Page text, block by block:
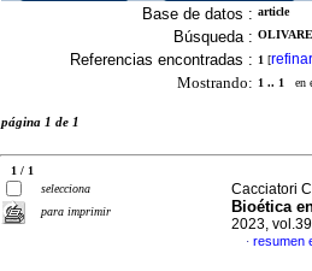
Base de datos : article
Búsqueda :
Referencias encontradas : 1 [refinar
Mostrando: 1 .. 1 en
página 1 de 1
1 / 1
selecciona
para imprimir
Cacciatori
Bioética
2023,
· resumen